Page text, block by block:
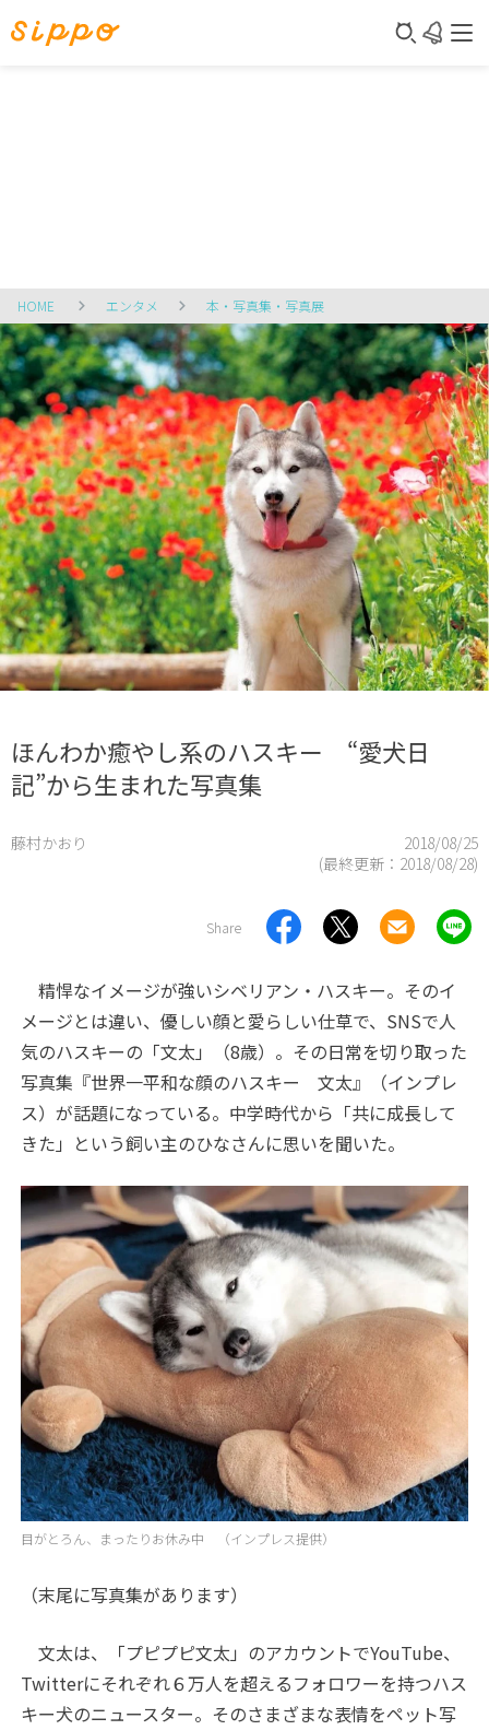
HOME エンタメ 本・写真集・写真展
ほんわか癒やし系のハスキー “愛犬日
記”から生まれた写真集
藤村かおり
2018/08/25
(最終更新： 2018/08/28)
Share
精悍なイメージが強いシベリアン・ハスキー。そのイ
メージとは違い、優しい顔と愛らしい仕草で、SNSで人
気のハスキーの「文太」（8歳）。その日常を切り取った
写真集『世界一平和な顔のハスキー 文太』（インプレ
ス）が話題になっている。中学時代から「共に成長して
きた」という飼い主のひなさんに思いを聞いた。
目がとろん、まったりお休み中 （インプレス提供）
（末尾に写真集があります）
文太は、「プピプピ文太」のアカウントでYouTube、
Twitterにそれぞれ６万人を超えるフォロワーを持つハス
キー犬のニュースター。そのさまざまな表情をペット写